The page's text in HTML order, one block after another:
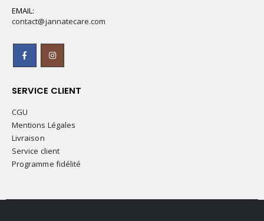
EMAIL:
contact@jannatecare.com
SERVICE CLIENT
CGU
Mentions Légales
Livraison
Service client
Programme fidélité